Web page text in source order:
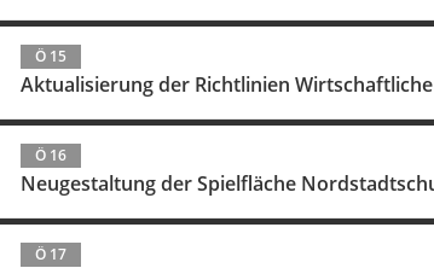
Ö 15
Aktualisierung der Richtlinien
Ö 16
Neugestaltung der Spielfläche
Ö 17